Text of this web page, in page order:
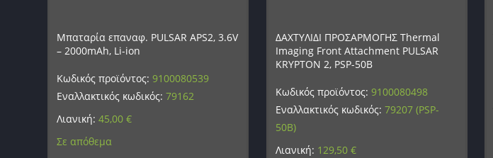
Μπαταρία επαναφ. PULSAR APS2, 3.6V
– 2000mAh, Li-ion
Κωδικός προϊόντος:9100080539
Εναλλακτικός κωδικός:79162
Λιανική:45,00€
Σε απόθεμα
ΔΑΧΤΥΛΙΔΙ ΠΡΟΣΑΡΜΟΓΗΣ Thermal
Imaging Front Attachment PULSAR
KRYPTON 2, PSP-50B
Κωδικός προϊόντος: 9100080498
Εναλλακτικός κωδικός: 79207 (PSP-
50B)
Λιανική: 129,50 €